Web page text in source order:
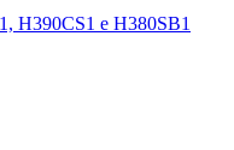
H390CS1 e H380SB1